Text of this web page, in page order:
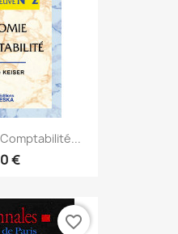
Comptabilité...
€
favorite_border